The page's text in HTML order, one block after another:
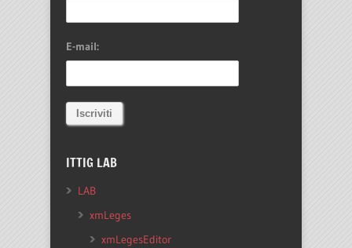
E-mail:
ITTIG LAB
LAB
xmLeges
xmLegesEditor